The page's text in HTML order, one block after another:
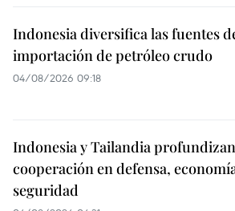
Indonesia diversifica las fuentes
importación de petróleo crudo
04/08/2026 09:18
Indonesia y Tailandia profundizan
cooperación en defensa,
seguridad